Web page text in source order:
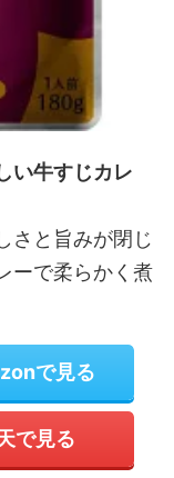
い牛すじカレ
さと旨みが閉じ
ーで柔らかく煮
で見る
で見る